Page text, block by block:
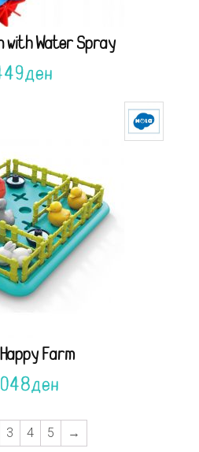
with Water Spray
ден
Farm
ден
3 4 5 →